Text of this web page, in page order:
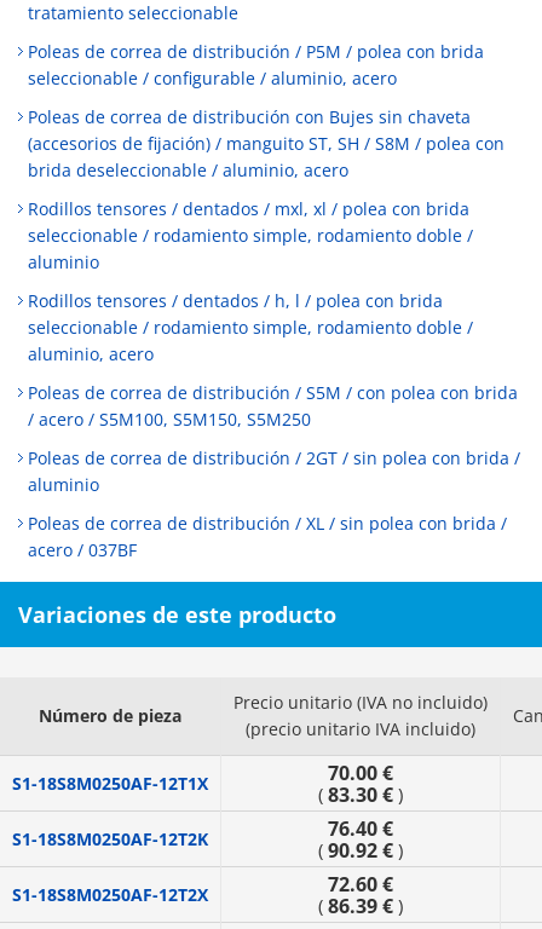
tratamiento seleccionable
Poleas de correa de distribución / P5M / polea con brida
seleccionable / configurable / aluminio, acero
Poleas de correa de distribución con Bujes sin chaveta
(accesorios de fijación) / manguito ST, SH / S8M / polea con
brida deseleccionable / aluminio, acero
Rodillos tensores / dentados / mxl, xl / polea con brida
seleccionable / rodamiento simple, rodamiento doble /
aluminio
Rodillos tensores / dentados / h, l / polea con brida
seleccionable / rodamiento simple, rodamiento doble /
aluminio, acero
Poleas de correa de distribución / S5M / con polea con brida
/ acero / S5M100, S5M150, S5M250
Poleas de correa de distribución / 2GT / sin polea con brida /
aluminio
Poleas de correa de distribución / XL / sin polea con brida /
acero / 037BF
Variaciones de este producto
Número de pieza
Precio unitario (IVA no incluido)
(precio unitario IVA incluido)
S1-18S8M0250AF-12T1X 70.00 €
( 83.30 € )
S1-18S8M0250AF-12T2K 76.40 €
( 90.92 € )
S1-18S8M0250AF-12T2X 72.60 €
( 86.39 € )